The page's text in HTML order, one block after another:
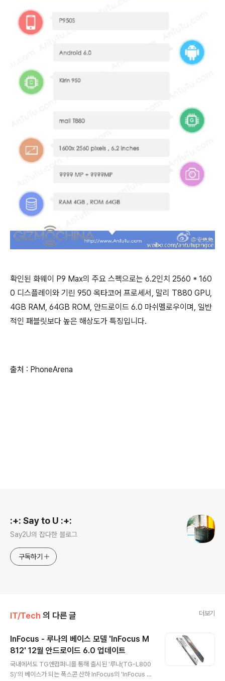
확인된 화웨이 P9 Max의 주요 스펙으로는 6.2인치 2560 * 160
0 디스플레이와 기린 950 옥타코어 프로세서, 말리 T880 GPU,
4GB RAM, 64GB ROM, 안드로이드 6.0 마쉬멜로우이며, 일반
적인 패블릿보다 높은 해상도가 특징입니다.
출처 : PhoneArena
:+: Say to U :+:
Say2U의 잡다한 블로그
구독하기
IT/Tech 의 다른 글 더보기
InFocus - 루나의 베이스 모델 'InFocus M
812' 12월 안드로이드 6.0 업데이트
국내에서도 TG앤컴퍼니를 통해 출시된 '루나(TG-L800
S)'의 베이스가 되는 폭스콘 산하 InFocus의 'InFocus M